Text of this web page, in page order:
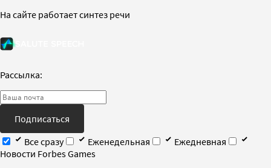
На сайте работает синтез речи
Рассылка:
Подписаться
Все сразу
Еженедельная
Ежедневная
Новости Forbes Games